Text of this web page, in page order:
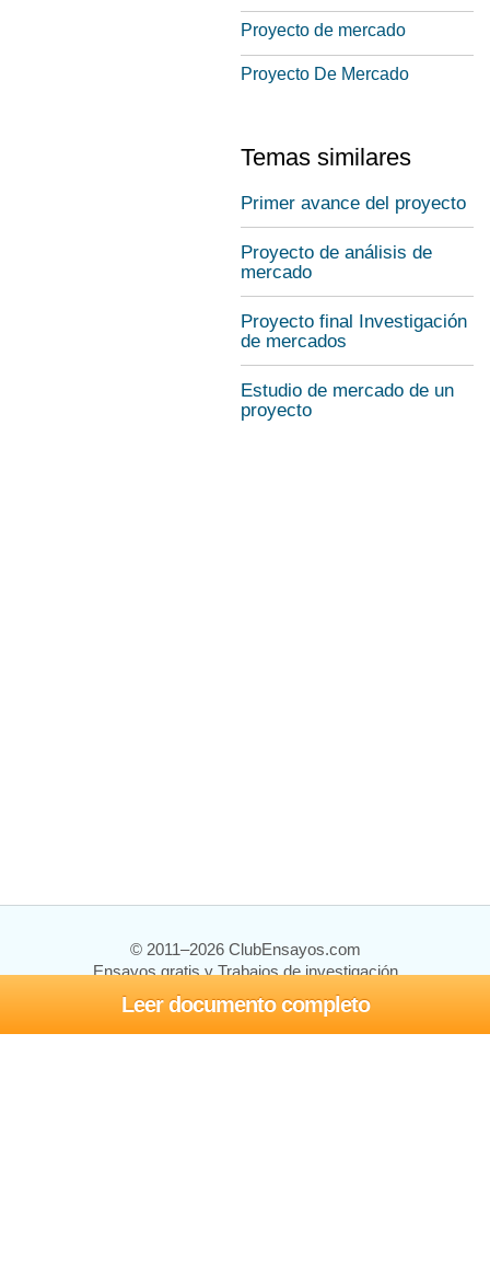
Leer documento completo
Proyecto de mercado
Proyecto De Mercado
Temas similares
Primer avance del proyecto
Proyecto de análisis de
mercado
Proyecto final Investigación
de mercados
Estudio de mercado de un
proyecto
© 2011–2026 ClubEnsayos.com
Ensayos gratis y Trabajos de investigación